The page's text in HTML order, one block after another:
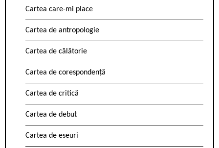
Cartea care-mi place
Cartea de antropologie
Cartea de călătorie
Cartea de corespondență
Cartea de critică
Cartea de debut
Cartea de eseuri